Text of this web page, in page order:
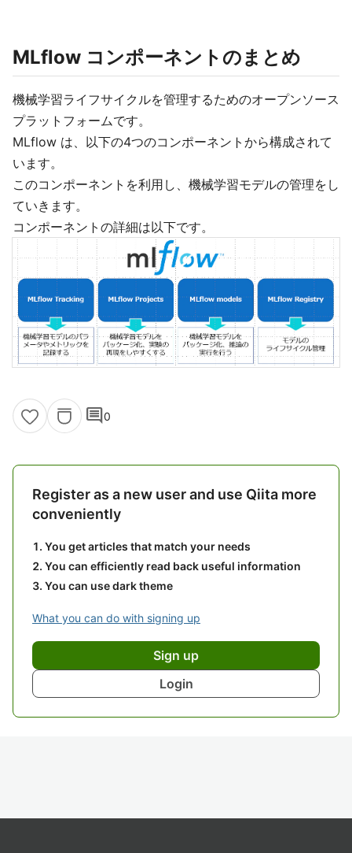
MLflow コンポーネントのまとめ
機械学習ライフサイクルを管理するためのオープンソース
プラットフォームです。
MLflow は、以下の4つのコンポーネントから構成されて
います。
このコンポーネントを利用し、機械学習モデルの管理をし
ていきます。
コンポーネントの詳細は以下です。
comment0
Register as a new user and use Qiita more
conveniently
You get articles that match your needs
You can efficiently read back useful information
You can use dark theme
What you can do with signing up
Sign up
Login